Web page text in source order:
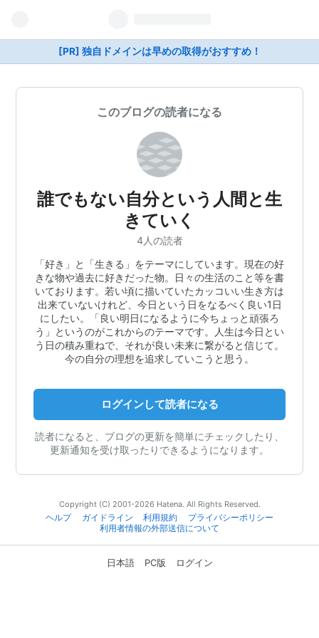
[PR] 独自ドメインは早めの取得がおすすめ！
このブログの読者になる
誰でもない自分という人間と生
きていく
4人の読者
「好き」と「生きる」をテーマにしています。現在の好
きな物や過去に好きだった物。日々の生活のこと等を書
いております。若い頃に描いていたカッコいい生き方は
出来ていないけれど、今日という日をなるべく良い1日
にしたい。「良い明日になるように今ちょっと頑張ろ
う」というのがこれからのテーマです。人生は今日とい
う日の積み重ねで、それが良い未来に繋がると信じて。
今の自分の理想を追求していこうと思う。
ログインして読者になる
読者になると、ブログの更新を簡単にチェックしたり、
更新通知を受け取ったりできるようになります。
Copyright (C) 2001-2026 Hatena. All Rights Reserved.
ヘルプ
ガイドライン 利用規約
プライバシーポリシー
利用者情報の外部送信について
日本語 PC版 ログイン